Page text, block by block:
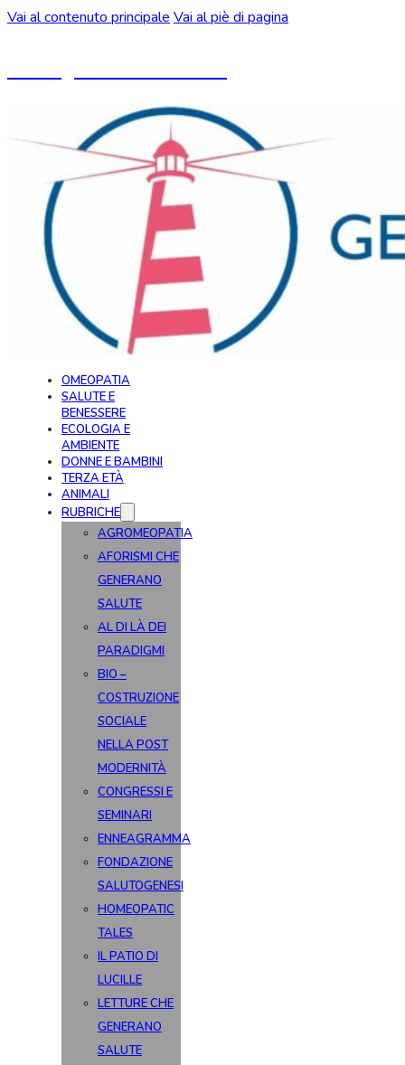
Vai al contenuto principale Vai al piè di pagina
OMEOPATIA
SALUTE E
BENESSERE
ECOLOGIA E
AMBIENTE
DONNE E BAMBINI
TERZA ETÀ
ANIMALI
RUBRICHE
AGROMEOPATIA
AFORISMI CHE
GENERANO
SALUTE
AL DI LÀ DEI
PARADIGMI
BIO –
COSTRUZIONE
SOCIALE
NELLA POST
MODERNITÀ
CONGRESSI E
SEMINARI
ENNEAGRAMMA
FONDAZIONE
SALUTOGENESI
HOMEOPATIC
TALES
IL PATIO DI
LUCILLE
LETTURE CHE
GENERANO
SALUTE